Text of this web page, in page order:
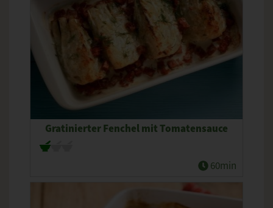
Gratinierter Fenchel mit Tomatensauce
60min